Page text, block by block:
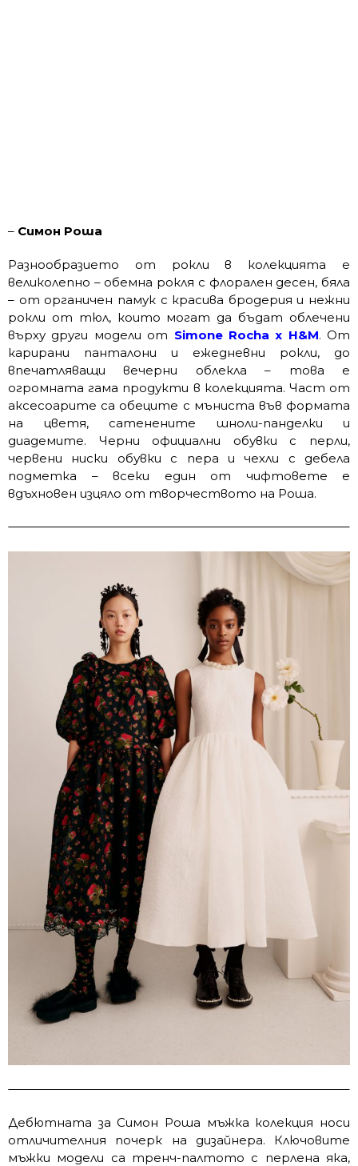
– Симон Роша
Разнообразието от рокли в колекцията е
великолепно – обемна рокля с флорален десен, бяла
– от органичен памук с красива бродерия и нежни
рокли от тюл, които могат да бъдат облечени
върху други модели от Simone Rocha x H&M. От
карирани панталони и ежедневни рокли, до
впечатляващи вечерни облекла – това е
огромната гама продукти в колекцията. Част от
аксесоарите са обеците с мъниста във формата
на цветя, сатенените шноли-панделки и
диадемите. Черни официални обувки с перли,
червени ниски обувки с пера и чехли с дебела
подметка – всеки един от чифтовете e
вдъхновен изцяло от творчеството на Роша.
Дебютната за Симон Роша мъжка колекция носи
отличителния почерк на дизайнера. Ключовите
мъжки модели са тренч-палтото с перлена яка,